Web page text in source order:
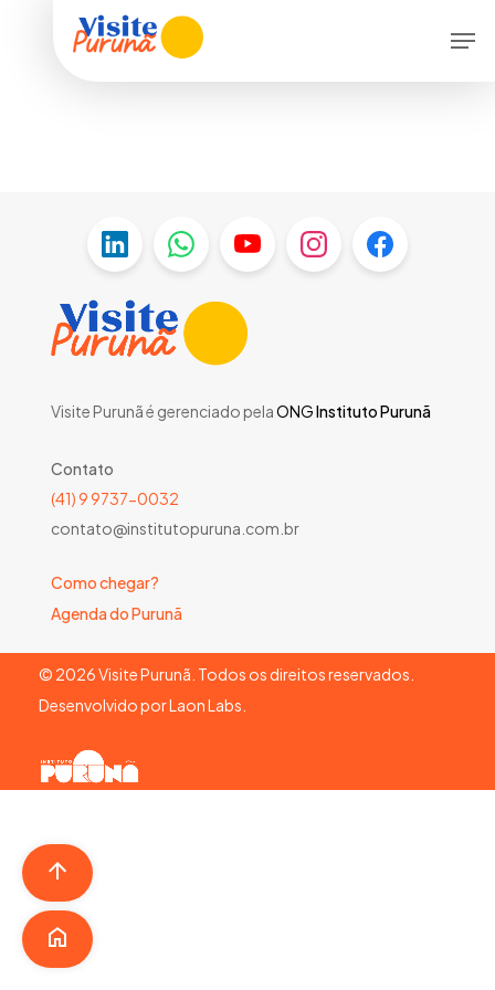
Visite Purunã é gerenciado pelaONGInstituto Purunã
Contato
(41) 9 9737-0032
contato@institutopuruna.com.br
Como chegar?
Agenda do Purunã
© 2026Visite Purunã. Todos os direitos reservados.
Desenvolvido porLaon Labs